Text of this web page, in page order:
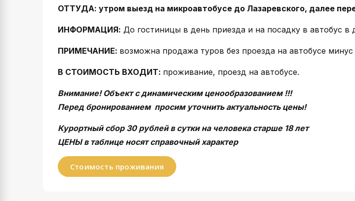
ОТТУДА: утром выезд на микроавтобусе до Лазаревского, далее
ИНФОРМАЦИЯ: До гостиницы в день приезда и на посадку в автобус
ПРИМЕЧАНИЕ: возможна продажа туров без проезда на автобусе минус
В СТОИМОСТЬ ВХОДИТ: проживание, проезд на автобусе.
Внимание! Объект с динамическим ценообразованием !!!
Перед бронированием просим уточнить актуальность цены!
Курортный сбор 30 рублей в сутки на человека старше 18 лет
ЦЕНЫ в таблице носят справочный характер
Стоимость проживания